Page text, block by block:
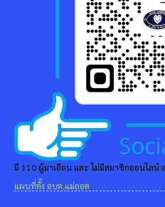
มี 110 ผู้มาเยือน และ ไม่มีสมาชิกออนไลน์
แผนที่ตั้ง อบต.แม่ถอด